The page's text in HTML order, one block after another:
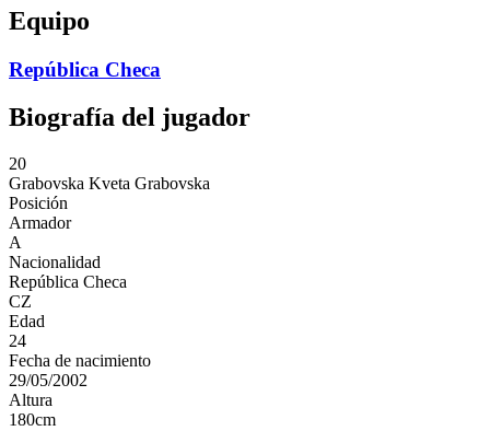
Equipo
República Checa
Biografía del jugador
20
Grabovska Kveta Grabovska
Posición
Armador
A
Nacionalidad
República Checa
CZ
Edad
24
Fecha de nacimiento
29/05/2002
Altura
180cm